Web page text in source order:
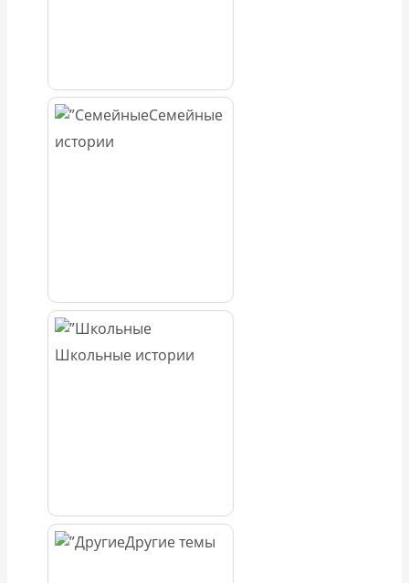
Семейные
истории
Школьные истории
Другие темы